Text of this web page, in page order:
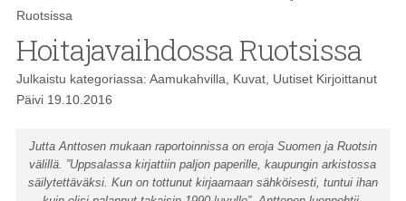
Ruotsissa
Hoitajavaihdossa Ruotsissa
Julkaistu kategoriassa: Aamukahvilla, Kuvat, UutisetKirjoittanut
Päivi19.10.2016
Jutta Anttosen mukaan raportoinnissa on eroja Suomen ja Ruotsin
välillä. ”Uppsalassa kirjattiin paljon paperille, kaupungin arkistossa
säilytettäväksi. Kun on tottunut kirjaamaan sähköisesti, tuntui ihan